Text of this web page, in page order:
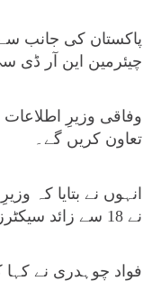
پاکستان کی جانب
چیئرمین این آر ڈی
تعاون کریں گے۔
انہوں نے بتایا کہ
نے 18 سے زائد سیکٹرز میں ویڈیو کانفرنسز کیں۔
فواد چوہدری نے